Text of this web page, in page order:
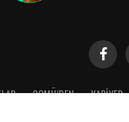
ÇOMÜ’DEN KARİYER